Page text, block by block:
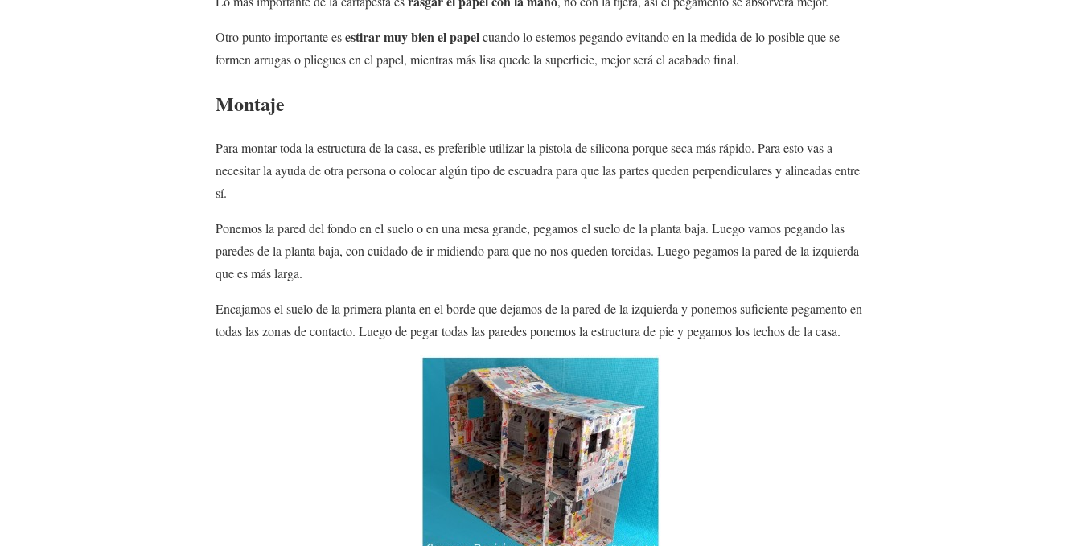
Otro punto importante esestirar muy bien el papelcuando lo estemos pegando evitando en la medida de lo posible que se
formen arrugas o pliegues en el papel, mientras más lisa quede la superficie, mejor será el acabado final.
Montaje
Para montar toda la estructura de la casa, es preferible utilizar la pistola de silicona porque seca más rápido. Para esto vas a
necesitar la ayuda de otra persona o colocar algún tipo de escuadra para que las partes queden perpendiculares y alineadas entre
sí.
Ponemos la pared del fondo en el suelo o en una mesa grande, pegamos el suelo de la planta baja. Luego vamos pegando las
paredes de la planta baja, con cuidado de ir midiendo para que no nos queden torcidas. Luego pegamos la pared de la izquierda
que es más larga.
Encajamos el suelo de la primera planta en el borde que dejamos de la pared de la izquierda y ponemos suficiente pegamento en
todas las zonas de contacto. Luego de pegar todas las paredes ponemos la estructura de pie y pegamos los techos de la casa.